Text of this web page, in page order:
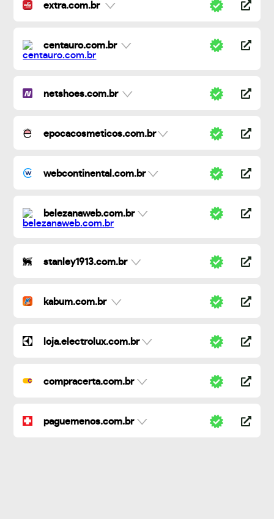
extra.com.br
centauro.com.br
netshoes.com.br
epocacosmeticos.com.br
webcontinental.com.br
belezanaweb.com.br
stanley1913.com.br
kabum.com.br
loja.electrolux.com.br
compracerta.com.br
paguemenos.com.br